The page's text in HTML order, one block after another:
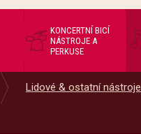
KONCERTNÍ BICÍ
NÁSTROJE A
PERKUSE
Lidové & ostatní nástroje